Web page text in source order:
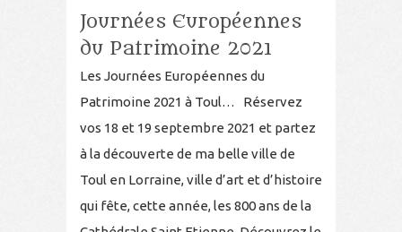
Journées Européennes
du Patrimoine 2021
Les Journées Européennes du
Patrimoine 2021 à Toul… Réservez
vos 18 et 19 septembre 2021 et partez
à la découverte de ma belle ville de
Toul en Lorraine, ville d’art et d’histoire
qui fête, cette année, les 800 ans de la